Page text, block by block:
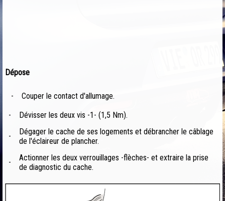
Dépose
-
Couper le contact d'allumage.
-
Dévisser les deux vis -1- (1,5 Nm).
-
Dégager le cache de ses logements et débrancher le câblage
de l'éclaireur de plancher.
-
Actionner les deux verrouillages -flèches- et extraire la prise
de diagnostic du cache.